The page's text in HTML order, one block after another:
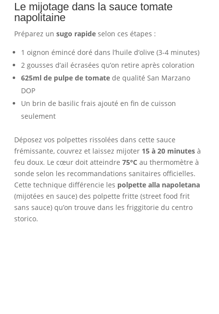
Le mijotage dans la sauce tomate
napolitaine
Préparez un sugo rapideselon ces étapes :
1 oignon émincé doré dans l’huile d’olive (3-4 minutes)
2 gousses d’ail écrasées qu’on retire après coloration
625ml de pulpe de tomatede qualité San Marzano
DOP
Un brin de basilic frais ajouté en fin de cuisson
seulement
Déposez vos polpettes rissolées dans cette sauce
frémissante, couvrez et laissez mijoter 15 à 20 minutesà
feu doux. Le cœur doit atteindre 75°C au thermomètre à
sonde selon les recommandations sanitaires officielles.
Cette technique différencie les polpette alla napoletana
(mijotées en sauce) des polpette fritte (street food frit
sans sauce) qu’on trouve dans les friggitorie du centro
storico.